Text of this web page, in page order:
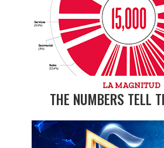
LA MAGNITUD
THE NUMBERS TELL